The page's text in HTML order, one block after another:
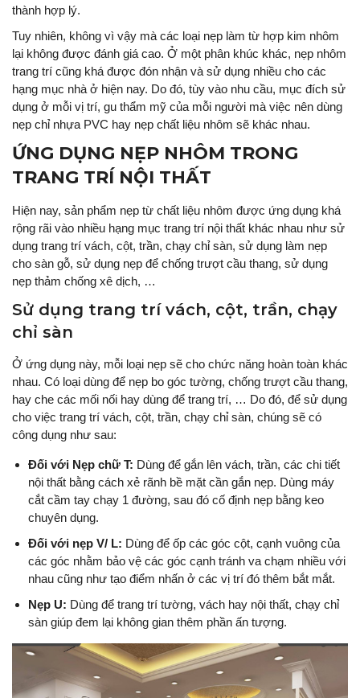
thành hợp lý.
Tuy nhiên, không vì vậy mà các loại nẹp làm từ hợp kim nhôm
lại không được đánh giá cao. Ở một phân khúc khác, nẹp nhôm
trang trí cũng khá được đón nhận và sử dụng nhiều cho các
hạng mục nhà ở hiện nay. Do đó, tùy vào nhu cầu, mục đích sử
dụng ở mỗi vị trí, gu thẩm mỹ của mỗi người mà việc nên dùng
nẹp chỉ nhựa PVC hay nẹp chất liệu nhôm sẽ khác nhau.
ỨNG DỤNG NẸP NHÔM TRONG
TRANG TRÍ NỘI THẤT
Hiện nay, sản phẩm nẹp từ chất liệu nhôm được ứng dụng khá
rộng rãi vào nhiều hạng mục trang trí nội thất khác nhau như sử
dụng trang trí vách, cột, trần, chạy chỉ sàn, sử dụng làm nẹp
cho sàn gỗ, sử dụng nẹp để chống trượt cầu thang, sử dụng
nẹp thảm chống xê dịch, …
Sử dụng trang trí vách, cột, trần, chạy
chỉ sàn
Ở ứng dụng này, mỗi loại nẹp sẽ cho chức năng hoàn toàn khác
nhau. Có loại dùng để nẹp bo góc tường, chống trượt cầu thang,
hay che các mối nối hay dùng để trang trí, … Do đó, để sử dụng
cho việc trang trí vách, cột, trần, chạy chỉ sàn, chúng sẽ có
công dụng như sau:
Đối với Nẹp chữ T: Dùng để gắn lên vách, trần, các chi tiết
nội thất bằng cách xẻ rãnh bề mặt cần gắn nẹp. Dùng máy
cắt cầm tay chạy 1 đường, sau đó cố định nẹp bằng keo
chuyên dụng.
Đối với nẹp V/ L: Dùng để ốp các góc cột, cạnh vuông của
các góc nhằm bảo vệ các góc cạnh tránh va chạm nhiều với
nhau cũng như tạo điểm nhấn ở các vị trí đó thêm bắt mắt.
Nẹp U: Dùng để trang trí tường, vách hay nội thất, chạy chỉ
sàn giúp đem lại không gian thêm phần ấn tượng.